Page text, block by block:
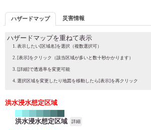
ハザードマップ 災害情報
ハザードマップを重ねて表示
表示したい[区域名]を選択（複数選択可）
[表示]をクリック（該当区域が多いと数十秒かかります）
[詳細]で透過率を変更可能
選択区域を変更したり地図を移動したら[表示]を再クリック
洪水浸水想定区域
洪水浸水想定区域 詳細